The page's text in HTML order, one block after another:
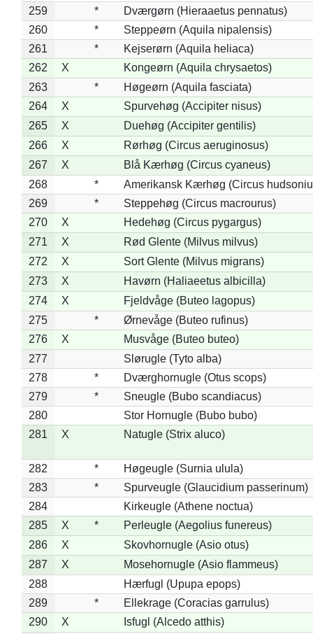
259
*
Dværgørn (Hieraaetus pennatus)
260
*
Steppeørn (Aquila nipalensis)
261
*
Kejserørn (Aquila heliaca)
262
X
Kongeørn (Aquila chrysaetos)
263
*
Høgeørn (Aquila fasciata)
264
X
Spurvehøg (Accipiter nisus)
265
X
Duehøg (Accipiter gentilis)
266
X
Rørhøg (Circus aeruginosus)
267
X
Blå Kærhøg (Circus cyaneus)
268
*
Amerikansk Kærhøg (Circus
269
*
Steppehøg (Circus macrourus)
270
X
Hedehøg (Circus pygargus)
271
X
Rød Glente (Milvus milvus)
272
X
Sort Glente (Milvus migrans)
273
X
Havørn (Haliaeetus albicilla)
274
X
Fjeldvåge (Buteo lagopus)
275
*
Ørnevåge (Buteo rufinus)
276
X
Musvåge (Buteo buteo)
277
Slørugle (Tyto alba)
278
*
Dværghornugle (Otus scops)
279
*
Sneugle (Bubo scandiacus)
280
Stor Hornugle (Bubo bubo)
281
X Natugle (Strix aluco)
282 *
Høgeugle (Surnia ulula)
283
*
Spurveugle (Glaucidium passerinum)
284
Kirkeugle (Athene noctua)
285
X *
Perleugle (Aegolius funereus)
286
X
Skovhornugle (Asio otus)
287
X
Mosehornugle (Asio flammeus)
288
Hærfugl (Upupa epops)
289
*
Ellekrage (Coracias garrulus)
290
X
Isfugl (Alcedo atthis)